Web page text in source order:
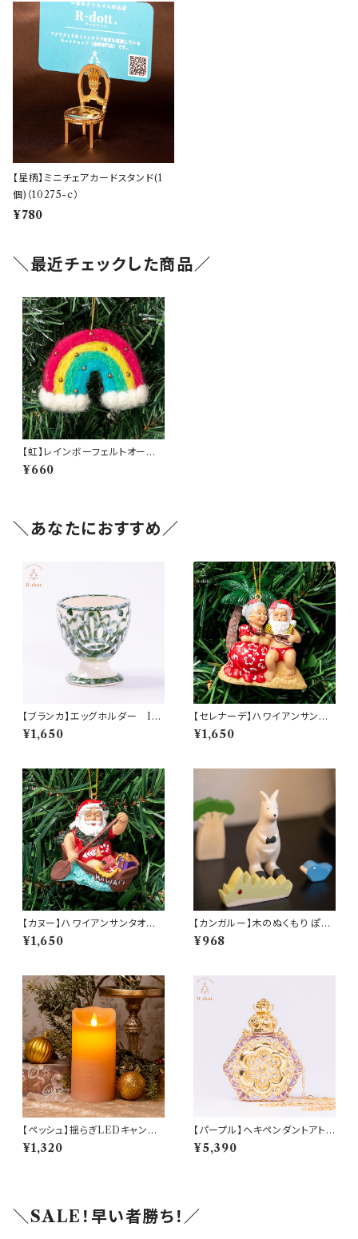
【星柄】ミニチェアカードスタンド(1
個)（10275-c）
¥780
＼最近チェックした商品／
【虹】レインボーフェルトオーナメ
ント(am-4NMP2301)
¥660
＼あなたにおすすめ／
【ブランカ】エッグホルダー IV
ANROS(イバンロス) (am-L
EVP4611)
¥1,650
【セレナーデ】ハワイアンサンタ
オーナメント(am-4HIP6601-
SERENADING)
¥1,650
【カヌー】ハワイアンサンタオー
ナメント(am-4HIP6601-CA
NOEING)
¥1,650
【カンガルー】木のぬくもり ぽれ
ぽれ動物
¥968
【ペッシュ】揺らぎLEDキャンド
ルライト【Lサイズ(15cm)】 (103
75)
¥1,320
【パープル】ヘキペンダントアトマ
イザー(am-LECZ4208)
¥5,390
＼SALE！早い者勝ち！／